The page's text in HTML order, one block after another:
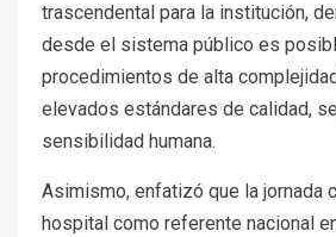
trascendental para la institución,
desde el sistema público es
procedimientos de alta
elevados estándares de calidad,
sensibilidad humana.
Asimismo, enfatizó que la jornada
hospital como referente nacional